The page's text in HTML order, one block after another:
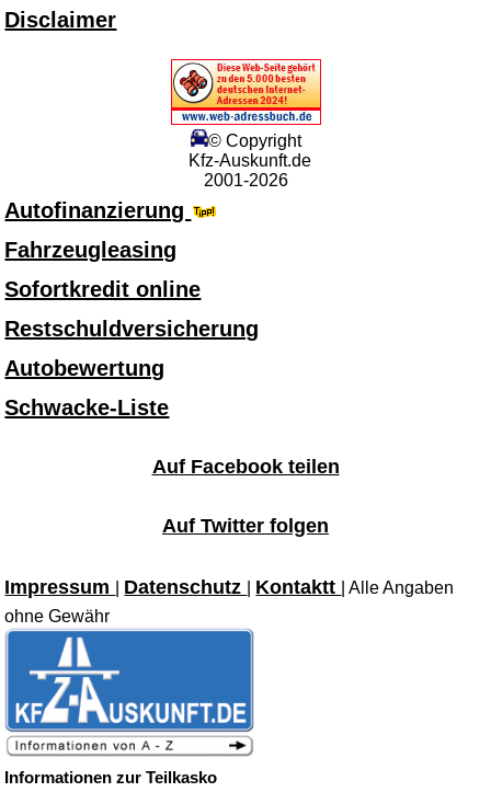
Disclaimer
© Copyright
Kfz-Auskunft.de
2001-2026
Autofinanzierung
Fahrzeugleasing
Sofortkredit online
Restschuldversicherung
Autobewertung
Schwacke-Liste
Auf Facebook teilen
Auf Twitter folgen
Impressum Datenschutz Kontaktt
| Alle Angaben
ohne Gewähr
Informationen zur Teilkasko